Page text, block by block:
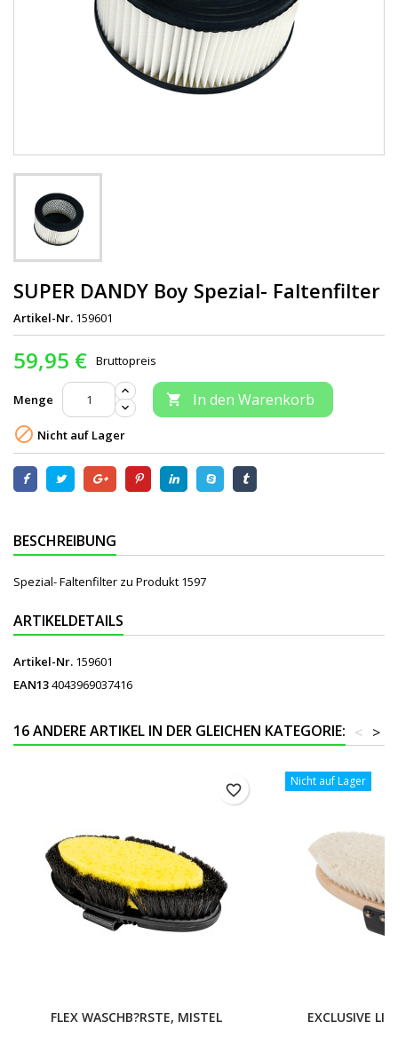
SUPER DANDY Boy Spezial- Faltenfilter
Artikel-Nr. 159601
59,95 € Bruttopreis
Menge  In den Warenkorb
 Nicht auf Lager
BESCHREIBUNG
Spezial- Faltenfilter zu Produkt 1597
ARTIKELDETAILS
Artikel-Nr. 159601
EAN134043969037416
16 ANDERE ARTIKEL IN DER GLEICHEN KATEGORIE: >
<
FLEX WASCHB?RSTE, MISTEL
favorite_border
Nicht auf Lager
EXCLUSIVE